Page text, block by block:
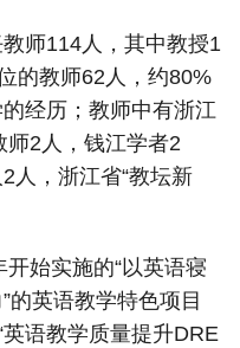
师114人，其中教授1
的教师62人，约80%
经历；教师中有浙江
师2人，钱江学者2
人，浙江省“教坛新
始实施的“以英语寝
的英语教学特色项目
英语教学质量提升DRE